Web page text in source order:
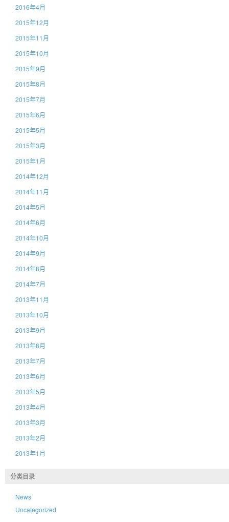
2016年4月
2015年12月
2015年11月
2015年10月
2015年9月
2015年8月
2015年7月
2015年6月
2015年5月
2015年3月
2015年1月
2014年12月
2014年11月
2014年5月
2014年6月
2014年10月
2014年9月
2014年8月
2014年7月
2013年11月
2013年10月
2013年9月
2013年8月
2013年7月
2013年6月
2013年5月
2013年4月
2013年3月
2013年2月
2013年1月
分类目录
News
Uncategorized